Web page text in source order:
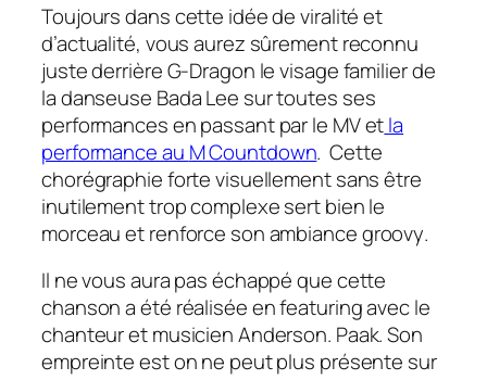
Toujours dans cette idée de viralité et
d’actualité, vous aurez sûrement reconnu
juste derrière G-Dragon le visage familier de
la danseuse Bada Lee sur toutes ses
performances en passant par le MV etla
performance au M Countdown. Cette
chorégraphie forte visuellement sans être
inutilement trop complexe sert bien le
morceau et renforce son ambiancegroovy.
Il ne vous aura pas échappé que cette
chanson a été réalisée en featuring avec le
chanteur et musicien Anderson. Paak. Son
empreinte est on ne peut plus présente sur